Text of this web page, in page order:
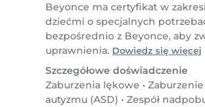
Beyonce ma certyfikat w
dziećmi o specjalnych
bezpośrednio z Beyonce, aby
uprawnienia. Dowiedz się więcej
Szczegółowe doświadczenie
Zaburzenia lękowe •
autyzmu (ASD) • Zespół